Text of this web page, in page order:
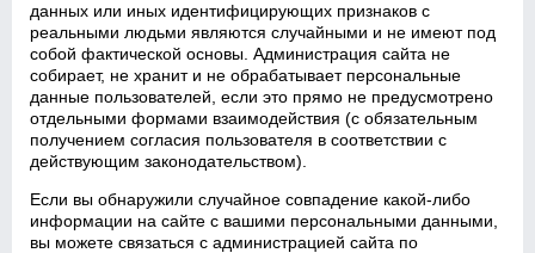
данных или иных идентифицирующих признаков с
реальными людьми являются случайными и не имеют под
собой фактической основы. Администрация сайта не
собирает, не хранит и не обрабатывает персональные
данные пользователей, если это прямо не предусмотрено
отдельными формами взаимодействия (с обязательным
получением согласия пользователя в соответствии с
действующим законодательством).
Если вы обнаружили случайное совпадение какой‑либо
информации на сайте с вашими персональными данными,
вы можете связаться с администрацией сайта по